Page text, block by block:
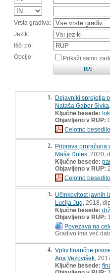
Vrsta gradiva:
Jezik:
Išči po:
Opcije:
Prikaži samo
1. Dejavniki sprejetja
Nataša Gaber Sivka
Ključne besede:
Objavljeno v RUP:
Celotno besedilo
2. Priprava proračuna
Maša Doles , 2020,
Ključne besede:
Objavljeno v RUP:
Celotno besedilo
3. Učinkovitost javnih
Lucija Jug , 2018,
Ključne besede:
Objavljeno v RUP:
Povezava na
Gradivo ima več
4. Vpliv finančne
Ana Vezovišek ,
Ključne besede: